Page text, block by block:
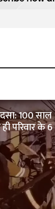
100 साल
परिवार के 6